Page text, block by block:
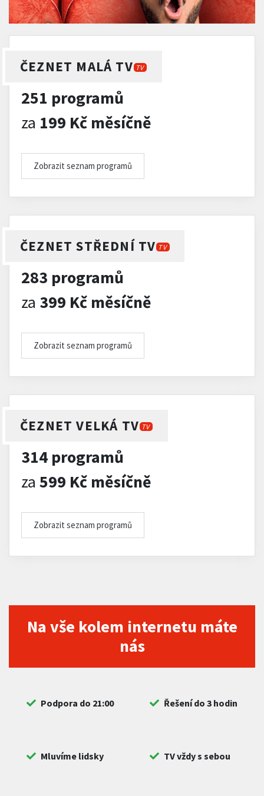
ČEZNET MALÁ TV TV
251 programů
za 199 Kč měsíčně
Zobrazit seznam programů
ČEZNET STŘEDNÍ TV TV
283 programů
za 399 Kč měsíčně
Zobrazit seznam programů
ČEZNET VELKÁ TV TV
314 programů
za 599 Kč měsíčně
Zobrazit seznam programů
Na vše kolem internetu máte
nás
Podpora do 21:00 Řešení do 3 hodin
Mluvíme lidsky TV vždy s sebou